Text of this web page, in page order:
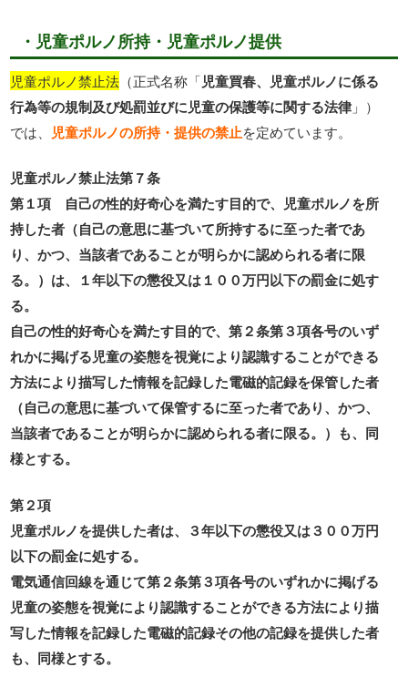
・児童ポルノ所持・児童ポルノ提供
児童ポルノ禁止法 （正式名称「児童買春、児童ポルノに係る
行為等の規制及び処罰並びに児童の保護等に関する法律 」）
では、 児童ポルノの所持・提供の禁止を定めています。
児童ポルノ禁止法第７条
第１項 自己の性的好奇心を満たす目的で、児童ポルノを所
持した者（自己の意思に基づいて所持するに至った者であ
り、かつ、当該者であることが明らかに認められる者に限
る。）は、１年以下の懲役又は１００万円以下の罰金に処す
る。
自己の性的好奇心を満たす目的で、第２条第３項各号のいず
れかに掲げる児童の姿態を視覚により認識することができる
方法により描写した情報を記録した電磁的記録を保管した者
（自己の意思に基づいて保管するに至った者であり、かつ、
当該者であることが明らかに認められる者に限る。）も、同
様とする。
第２項
児童ポルノを提供した者は、３年以下の懲役又は３００万円
以下の罰金に処する。
電気通信回線を通じて第２条第３項各号のいずれかに掲げる
児童の姿態を視覚により認識することができる方法により描
写した情報を記録した電磁的記録その他の記録を提供した者
も、同様とする。